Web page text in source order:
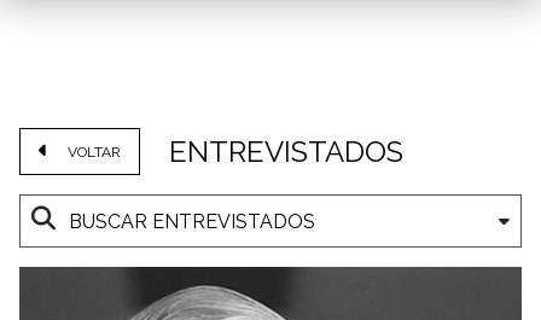
VOLTAR ENTREVISTADOS